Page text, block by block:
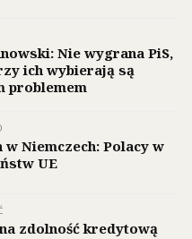
Nie wygrana PiS,
ich wybierają są
problemem
w Niemczech: Polacy w
UE
na zdolność kredytową